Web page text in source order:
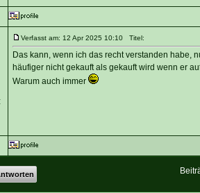
Verfasst am: 12 Apr 2025 10:10 Titel:
Das kann, wenn ich das recht verstanden habe,
häufiger nicht gekauft als gekauft wird wenn er
Warum auch immer